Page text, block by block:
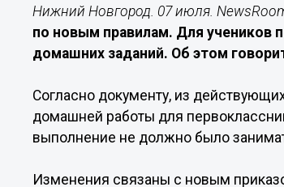
Нижний Новгород. 07 июля.
по новым правилам. Для учеников
домашних заданий. Об этом
Согласно документу, из
домашней работы для
выполнение не должно было
Изменения связаны с новым